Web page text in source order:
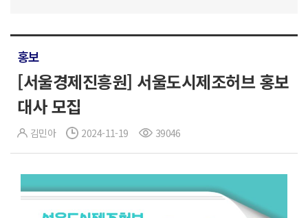
홍보
[서울경제진흥원] 서울도시제조허브 홍보
대사 모집
김민아 2024-11-19 39046